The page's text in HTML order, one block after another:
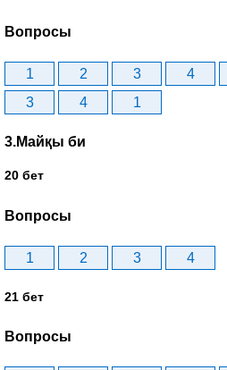
Вопросы
1 2 3 4
3
4 1
3.Майқы би
20 бет
Вопросы
1 2 3 4
21 бет
Вопросы